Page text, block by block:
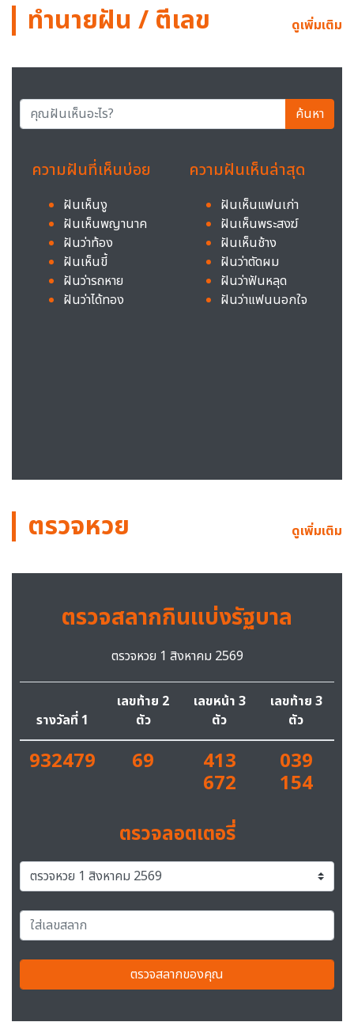
ทำนายฝัน / ตีเลข ดูเพิ่มเติม
ค้นหา
ความฝันที่เห็นบ่อย
ฝันเห็นงู
ฝันเห็นพญานาค
ฝันว่าท้อง
ฝันเห็นขี้
ฝันว่ารถหาย
ฝันว่าได้ทอง
ความฝันเห็นล่าสุด
ฝันเห็นแฟนเก่า
ฝันเห็นพระสงฆ์
ฝันเห็นช้าง
ฝันว่าตัดผม
ฝันว่าฟันหลุด
ฝันว่าแฟนนอกใจ
ตรวจหวย ดูเพิ่มเติม
ตรวจสลากกินแบ่งรัฐบาล
ตรวจหวย 1 สิงหาคม 2569
รางวัลที่ 1
เลขท้าย 2
ตัว
เลขหน้า 3
ตัว
เลขท้าย 3
ตัว
932479 69 413
672
039
154
ตรวจลอตเตอรี่
ตรวจสลากของคุณ